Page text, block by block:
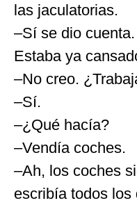
las jaculatorias.
–Sí se dio
Estaba ya
–No creo.
–Sí.
–¿Qué hacía?
–Vendía coches.
–Ah, los coches
escribía todos